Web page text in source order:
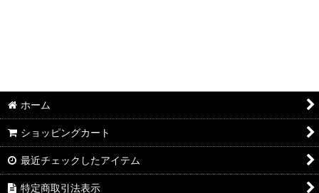
長袖シャツ：和柄
長袖シャツ：アメカジ・他
ジャケット：アメカジ・他
ホーム
ショッピングカート
最近チェックしたアイテム
特定商取引法表示